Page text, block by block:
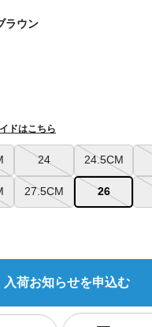
ラウン
24 24.5CM
27.5CM 26
ドはこちら
入荷お知らせを申込む